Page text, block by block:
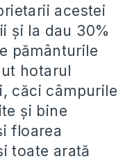
acestei
și la dau 30%
pământurile
hotarul
căci câmpurile
și bine
floarea
toate arată